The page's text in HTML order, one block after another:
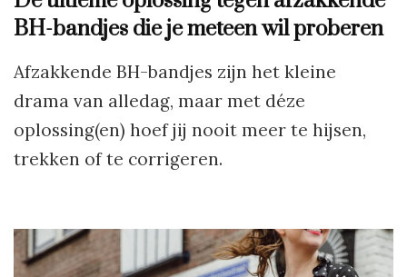
BH-bandjes die je meteen wil proberen
Afzakkende BH-bandjes zijn het kleine
drama van alledag, maar met déze
oplossing(en) hoef jij nooit meer te hijsen,
trekken of te corrigeren.